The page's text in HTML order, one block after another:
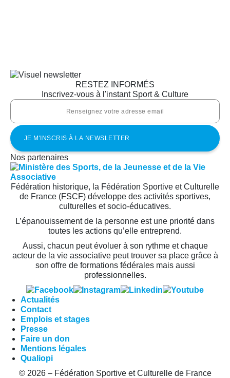
RESTEZ INFORMÉS
Inscrivez-vous à l'instant Sport & Culture
Nos partenaires
Fédération historique, la Fédération Sportive et Culturelle
de France (FSCF) développe des activités sportives,
culturelles et socio-éducatives.
L’épanouissement de la personne est une priorité dans
toutes les actions qu’elle entreprend.
Aussi, chacun peut évoluer à son rythme et chaque
acteur de la vie associative peut trouver sa place grâce à
son offre de formations fédérales mais aussi
professionnelles.
Actualités
Contact
Emplois et stages
Presse
Faire un don
Mentions légales
Qualiopi
© 2026 – Fédération Sportive et Culturelle de France